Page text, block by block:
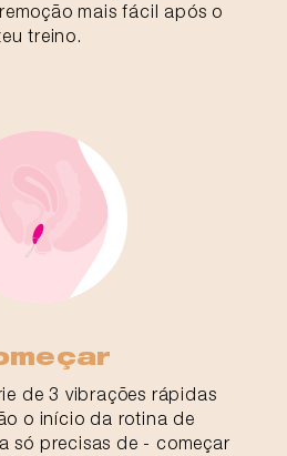
mais fácil após o
treino.
de 3 vibrações rápidas
o início da rotina de
só precisas de - começar